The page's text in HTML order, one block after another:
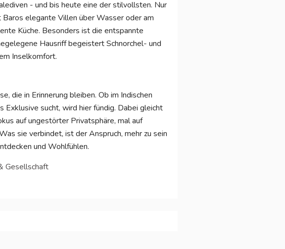
- und bis heute eine der stilvollsten. Nur
elegante Villen über Wasser oder am
Küche. Besonders ist die entspannte
Hausriff begeistert Schnorchel- und
Inselkomfort.
die in Erinnerung bleiben. Ob im Indischen
Exklusive sucht, wird hier fündig. Dabei gleicht
auf ungestörter Privatsphäre, mal auf
sie verbindet, ist der Anspruch, mehr zu sein
und Wohlfühlen.
Gesellschaft